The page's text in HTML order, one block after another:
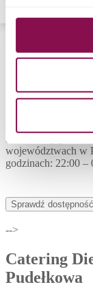
Catering
Bezpłatne
w
Nasze diety
województwach w
godzinach: 22:00 –
Sprawdź dostępność
-->
Catering
Pudełkowa